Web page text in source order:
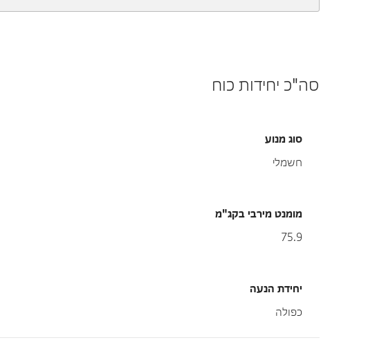
סה"כ יחידות כוח
סוג מנוע
חשמלי
מומנט מירבי בקג"מ
75.9
יחידת הנעה
כפולה